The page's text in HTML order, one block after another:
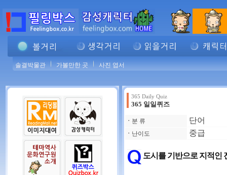
솔결박물관 가볼만한 곳 사진 엽서
365 Daily Quiz
365 일일퀴즈
ㆍ 분 류 단어
ㆍ 난이도 중급
도시를 기반으로 지적인